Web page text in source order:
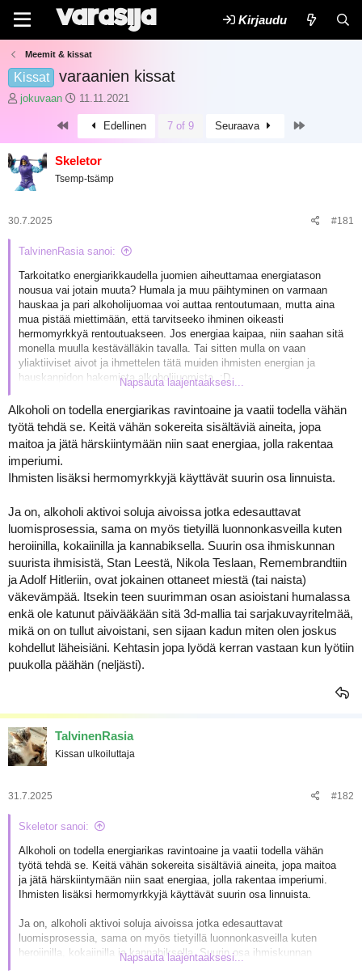
Kirjaudu
Meemit & kissat
Kissat varaanien kissat
K
k
u
s
t
a
l
o
i
t
t
a
j
a
jokuvaan
A
l
i
t
s
ä
m
ä
ä
r
ä
11.11.2021
First Edellinen 7 of 9 Seuraava
Skeletor
Tsemp-tsämp
30.7.2025 #181
TalvinenRasia sanoi:
Tarkoitatko energiarikkaudella juomien aiheuttamaa energiatason
nousua vai jotain muuta? Humala ja muu päihtyminen on varmaan
hauskaa ja pari alkoholijuomaa voi auttaa rentoutumaan, mutta aina
mua pistää miettimään, että tarvitseeko ihminen oikeasti
hermomyrkkyä rentoutuakseen. Jos energiaa kaipaa, niin saahan sitä
monella muulla kestävälläkin tavalla. Tai sitten mulla on vaan
yliaktiiviset aivot ja ihmettelen tätä muiden ihmisten energian ja
hauskanpidon hakemista alkoholijuomista. :D
Nyt kun alkoholista tuli puhe, niin onko mitään oikeasti järkevää
syytä juoda sitä? Oikeasti perusteltua syytä? Sellainen syy, johon
minäkin absolutistina pystyn vastaamaan, että joo, järkevää.
Napsauta laajentaaksesi...
Alkoholi on todella energiarikas ravintoaine ja vaatii todella vähän
työtä tehdä se. Keitä vähän sokereita sisältäviä aineita, jopa
maitoa ja jätä härskiintymään niin saat energiaa, jolla rakentaa
imperiumi.
Ihmisten lisäksi hermomyrkkyjä käyttävät suurin osa linnuista.
Ja on, alkoholi aktivoi soluja aivoissa jotka edesauttavat
luomisprosessia, sama on myös tietyillä luonnonkasveilla kuten
heroiinilla, kokaiinilla ja kannabiksella. Suurin osa ihmiskunnan
suurista ihmisistä, Stan Leestä, Nikola Teslaan, Remembrandtiin
ja Adolf Hitleriin, ovat jokainen ottaneet miestä (tai naista)
väkevämpää. Itsekin teen suurimman osan asioistani humalassa
enkä ole katunut päivääkään sitä 3d-mallia tai sarjakuvayritelmää,
mikä on on tullut aivoistani, sen sijaan kadun miten olen joskus
kohdellut läheisiäni. Kehtasin jopa lyödä kerran vastaan kun lyötiin
puukolla päähän (neljästi).
TalvinenRasia
Kissan ulkoiluttaja
31.7.2025 #182
Skeletor sanoi:
Alkoholi on todella energiarikas ravintoaine ja vaatii todella vähän
työtä tehdä se. Keitä vähän sokereita sisältäviä aineita, jopa maitoa
ja jätä härskiintymään niin saat energiaa, jolla rakentaa imperiumi.
Ihmisten lisäksi hermomyrkkyjä käyttävät suurin osa linnuista.
Ja on, alkoholi aktivoi soluja aivoissa jotka edesauttavat
luomisprosessia, sama on myös tietyillä luonnonkasveilla kuten
heroiinilla, kokaiinilla ja kannabiksella. Suurin osa ihmiskunnan
suurista ihmisistä, Stan Leestä, Nikola Teslaan, Remembrandtiin ja
Napsauta laajentaaksesi...